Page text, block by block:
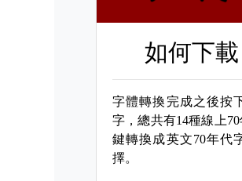
如何下載
字體轉換完成之後按
字，總共有14種線上
鍵轉換成英文70年代
擇。